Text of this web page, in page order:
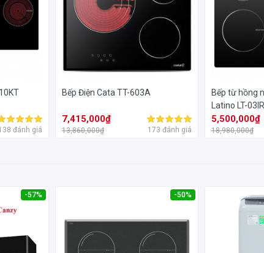
đánh giá
Bếp Điện Cata TT-603A
7,415,000₫
13,860,000₫ 173 đánh giá
Bếp từ hồng
Latino LT-
5,500,000₫
18,980,000₫
-57% -50%